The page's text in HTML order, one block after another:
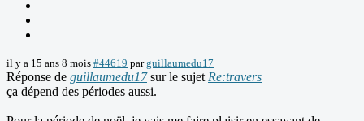
il y a 15 ans 8 mois #44619 parguillaumedu17
Réponse de guillaumedu17sur le sujet Re:travers
ça dépend des périodes aussi.